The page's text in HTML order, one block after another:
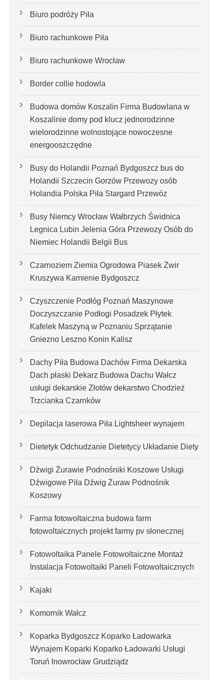
Biuro podróży Piła
Biuro rachunkowe Piła
Biuro rachunkowe Wrocław
Border collie hodowla
Budowa domów Koszalin Firma Budowlana w
Koszalinie domy pod klucz jednorodzinne
wielorodzinne wolnostojące nowoczesne
energooszczędne
Busy do Holandii Poznań Bydgoszcz bus do
Holandii Szczecin Gorzów Przewozy osób
Holandia Polska Piła Stargard Przewóz
Busy Niemcy Wrocław Wałbrzych Świdnica
Legnica Lubin Jelenia Góra Przewozy Osób do
Niemiec Holandii Belgii Bus
Czarnoziem Ziemia Ogrodowa Piasek Żwir
Kruszywa Kamienie Bydgoszcz
Czyszczenie Podłóg Poznań Maszynowe
Doczyszczanie Podłogi Posadzek Płytek
Kafelek Maszyną w Poznaniu Sprzątanie
Gniezno Leszno Konin Kalisz
Dachy Piła Budowa Dachów Firma Dekarska
Dach płaski Dekarz Budowa Dachu Wałcz
usługi dekarskie Złotów dekarstwo Chodzież
Trzcianka Czarnków
Depilacja laserowa Piła Lightsheer wynajem
Dietetyk Odchudzanie Dietetycy Układanie Diety
Dźwigi Żurawie Podnośniki Koszowe Usługi
Dźwigowe Piła Dźwig Żuraw Podnośnik
Koszowy
Farma fotowoltaiczna budowa farm
fotowoltaicznych projekt farmy pv słonecznej
Fotowoltaika Panele Fotowoltaiczne Montaż
Instalacja Fotowoltaiki Paneli Fotowoltaicznych
Kajaki
Komornik Wałcz
Koparka Bydgoszcz Koparko Ładowarka
Wynajem Koparki Koparko Ładowarki Usługi
Toruń Inowrocław Grudziądz